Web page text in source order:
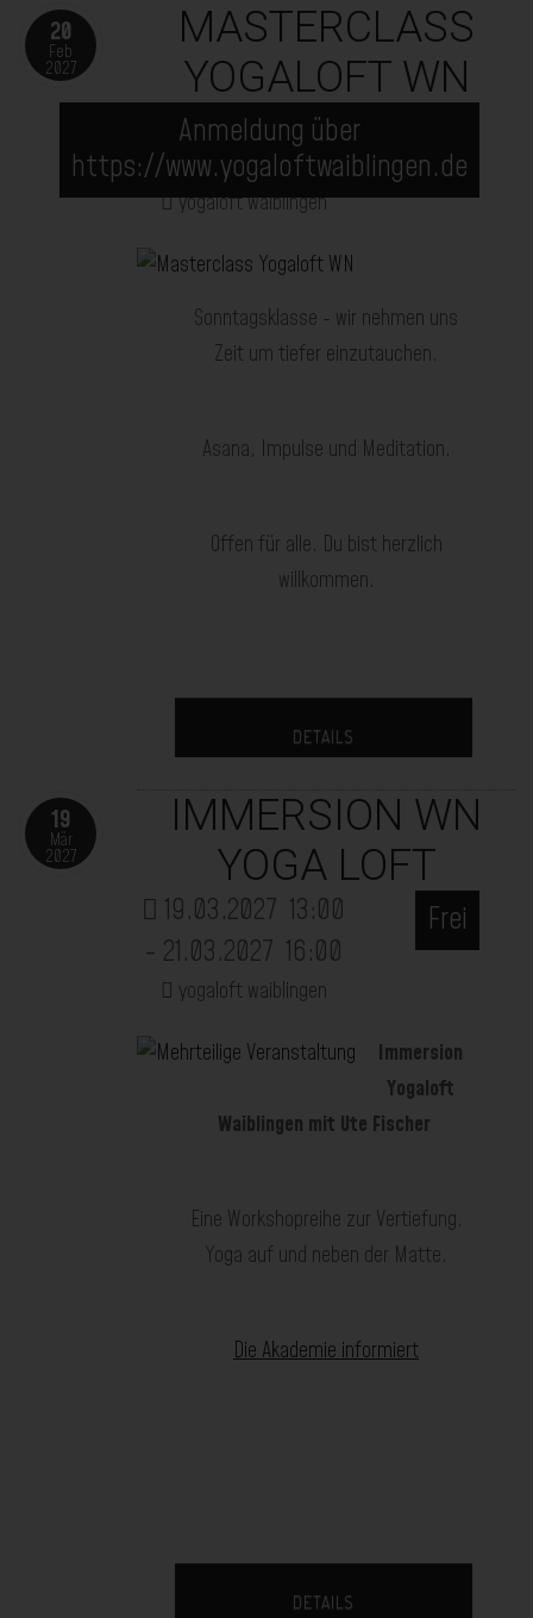
20
Feb
2027
MASTERCLASS
YOGALOFT WN
20.02.202712:00
- 14:00
yogaloft waiblingen
Anmeldung über
https://www.yogaloftwaiblingen.de
Sonntagsklasse - wir nehmen uns
Zeit um tiefer einzutauchen.
Asana, Impulse und Meditation.
Offen für alle. Du bist herzlich
willkommen.
DETAILS
19
Mär
2027
IMMERSION WN
YOGA LOFT
19.03.2027 13:00
- 21.03.2027 16:00
yogaloft waiblingen
Frei
Immersion
Yogaloft
Waiblingen mit Ute Fischer
Eine Workshopreihe zur Vertiefung.
Yoga auf und neben der Matte.
Die Akademie informiert
DETAILS